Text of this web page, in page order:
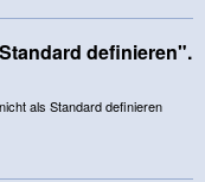
definieren".
als Standard definieren